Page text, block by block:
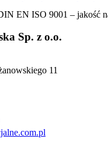
Sp. z o.o.
11